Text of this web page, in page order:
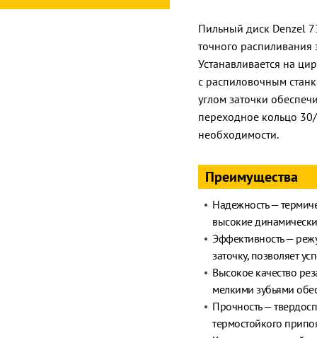
Пильный диск Denzel
точного распиливания
Устанавливается на
с распиловочным
углом заточки
переходное кольцо
необходимости.
Преимущества
Надежность —
высокие
Эффективность —
заточку, позволяет
Высокое качество
мелкими зубьями
Прочность —
термостойкого